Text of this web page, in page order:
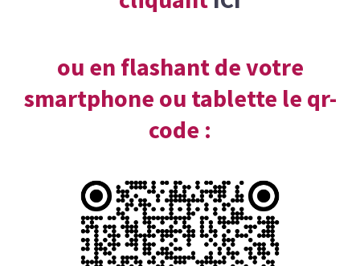
ou en flashant de votre
smartphone ou tablette le qr-
code :